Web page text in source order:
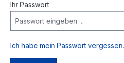
Ihr Passwort
Ich habe mein Passwort vergessen.